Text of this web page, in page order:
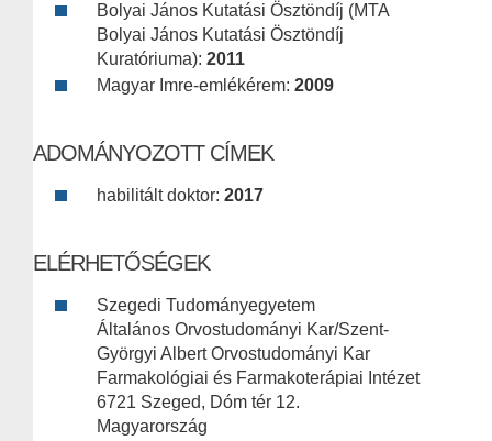
Bolyai János Kutatási Ösztöndíj (MTA
Bolyai János Kutatási Ösztöndíj
Kuratóriuma): 2011
Magyar Imre-emlékérem: 2009
ADOMÁNYOZOTT CÍMEK
habilitált doktor: 2017
ELÉRHETŐSÉGEK
Szegedi Tudományegyetem
Általános Orvostudományi Kar/Szent-
Györgyi Albert Orvostudományi Kar
Farmakológiai és Farmakoterápiai Intézet
6721 Szeged, Dóm tér 12.
Magyarország